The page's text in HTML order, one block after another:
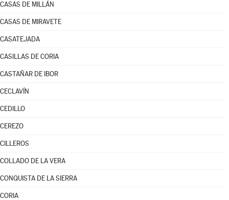
CASAS DE MILLÁN
CASAS DE MIRAVETE
CASATEJADA
CASILLAS DE CORIA
CASTAÑAR DE IBOR
CECLAVÍN
CEDILLO
CEREZO
CILLEROS
COLLADO DE LA VERA
CONQUISTA DE LA SIERRA
CORIA